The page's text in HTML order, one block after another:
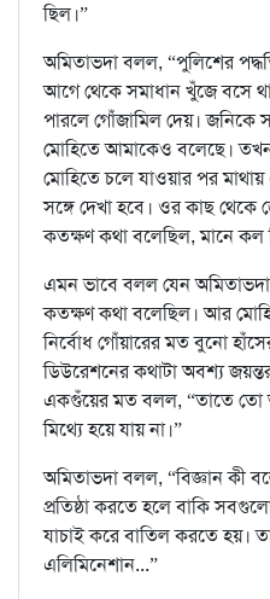
ছিল।”
অমিতাভদা বলল, “পুলিশের
আগে থেকে সমাধান খুঁজে বসে
পারলে গোঁজামিল দেয়।
মোহিতে আমাকেও বলেছে।
মোহিতে চলে যাওয়ার পর
সঙ্গে দেখা হবে। ওর কাছ
কতক্ষণ কথা বলেছিল, মানে কল
এমন ভাবে বলল যেন
কতক্ষণ কথা বলেছিল। আর
নির্বোধ গোঁয়ারের মত বুনো
ডিউরেশনের কথাটা অবশ্য
একগুঁয়ের মত বলল, “তাতে তো
মিথ্যে হয়ে যায় না।”
অমিতাভদা বলল, “বিজ্ঞান কী
প্রতিষ্ঠা করতে হলে বাকি
যাচাই করে বাতিল করতে হয়।
এলিমিনেশান...”